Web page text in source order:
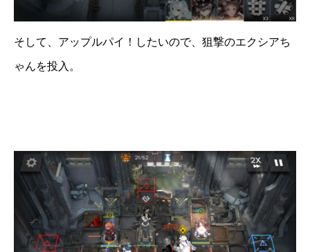
そして、アップルパイ！したいので、狙撃のエクシアち
ゃんを投入。